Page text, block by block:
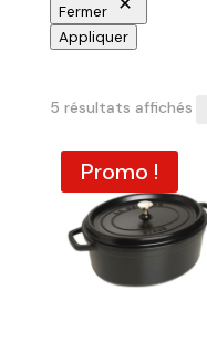
Fermer
Appliquer
5 résultats affichés
Promo !